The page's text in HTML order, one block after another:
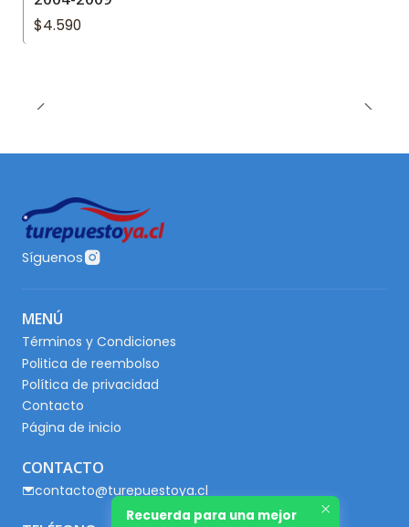
$4.590
Síguenos
MENÚ
Términos y Condiciones
Politica de reembolso
Política de privacidad
Contacto
Página de inicio
CONTACTO
contacto@turepuestoya.cl
Recuerda para una mejor